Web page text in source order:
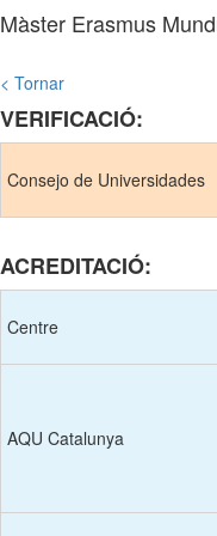
Màster Erasmus
< Tornar
VERIFICACIÓ:
Consejo de Universidades
ACREDITACIÓ:
Centre
AQU Catalunya